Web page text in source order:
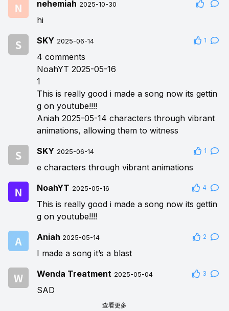
nehemiah 2025-10-30
hi
SKY 2025-06-14 1
4 comments
NoahYT 2025-05-16
1
This is really good i made a song now its gettin
g on youtube!!!!
Aniah 2025-05-14 characters through vibrant
animations, allowing them to witness
SKY 2025-06-14 1
e characters through vibrant animations
NoahYT 2025-05-16 4
This is really good i made a song now its gettin
g on youtube!!!!
Aniah 2025-05-14 2
I made a song it’s a blast
Wenda Treatment 2025-05-04 3
SAD
查看更多